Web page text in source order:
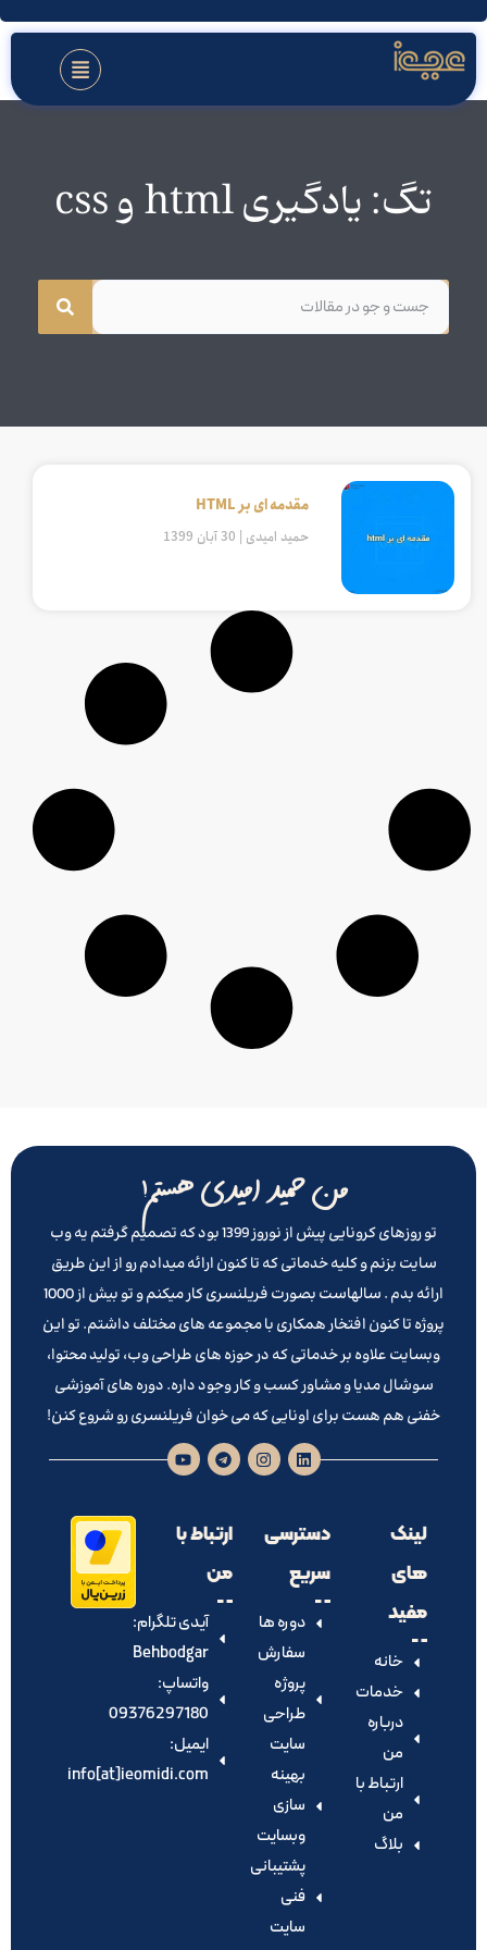
تگ: یادگیری html و css
مقدمه ای بر HTML
حمید امیدی
من حمید امیدی هستم!
تو روزهای کرونایی پیش از نوروز 1399 بود که تصمیم گرفتم یه وب
سایت بزنم و کلیه خدماتی که تا کنون ارائه میدادم رو از این طریق
ارائه بدم . سالهاست بصورت فریلنسری کار میکنم و تو بیش از 1000
پروژه تا کنون افتخار همکاری با مجموعه های مختلف داشتم. تو این
وبسایت علاوه بر خدماتی که در حوزه های طراحی وب، تولید محتوا،
سوشال مدیا و مشاور کسب و کار وجود داره. دوره های آموزشی
خفنی هم هست برای اونایی که می خوان فریلنسری رو شروع کنن!
لینک
های
مفید
خانه
خدمات
درباره
من
ارتباط با
من
بلاگ
دسترسی
سریع
دوره ها
سفارش
پروژه
طراحی
سایت
بهینه
سازی
وبسایت
پشتیبانی
فنی
سایت
ارتباط با
من
آیدی تلگرام:‌
Behbodgar
واتساپ:
09376297180
ایمیل:
info[at]ieomidi.com